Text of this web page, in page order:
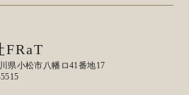
FRaT
県小松市八幡ロ41番地17